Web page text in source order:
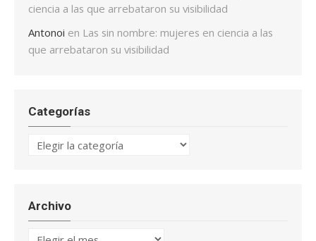
ciencia a las que arrebataron su visibilidad
Antonoi en Las sin nombre: mujeres en ciencia a las
que arrebataron su visibilidad
Categorías
Categorías
Archivo
Archivo